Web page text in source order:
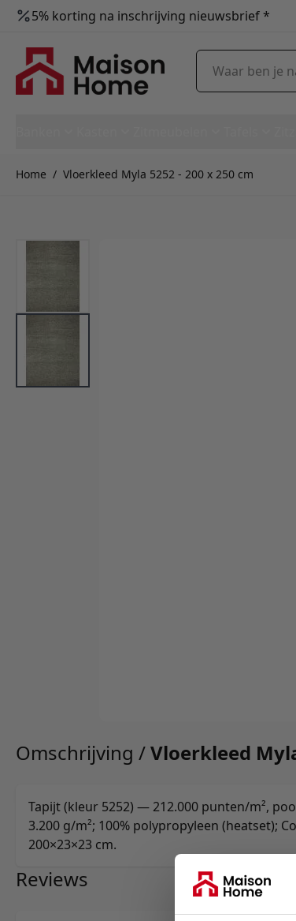
5% korting na inschrijving nieuwsbrief *
Waar ben je naar
Home / Vloerkleed Myla 5252 - 200 x 250 cm
Vloerkleed Myla 5252 -
Omschrijving /Vloerkleed
Tapijt (kleur 5252) — 212.000 punten/m²,
3.200 g/m²; 100% polypropyleen (heatset);
200×23×23 cm.
Reviews